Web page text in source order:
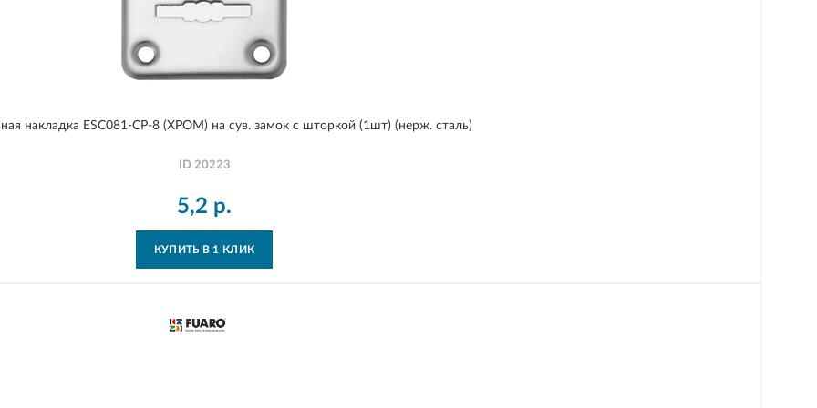
накладка ESC081-CP-8 (ХРОМ) на сув. замок с шторкой (1шт) (нерж. сталь)
ID 20223
5,2 р.
КУПИТЬ В 1 КЛИК